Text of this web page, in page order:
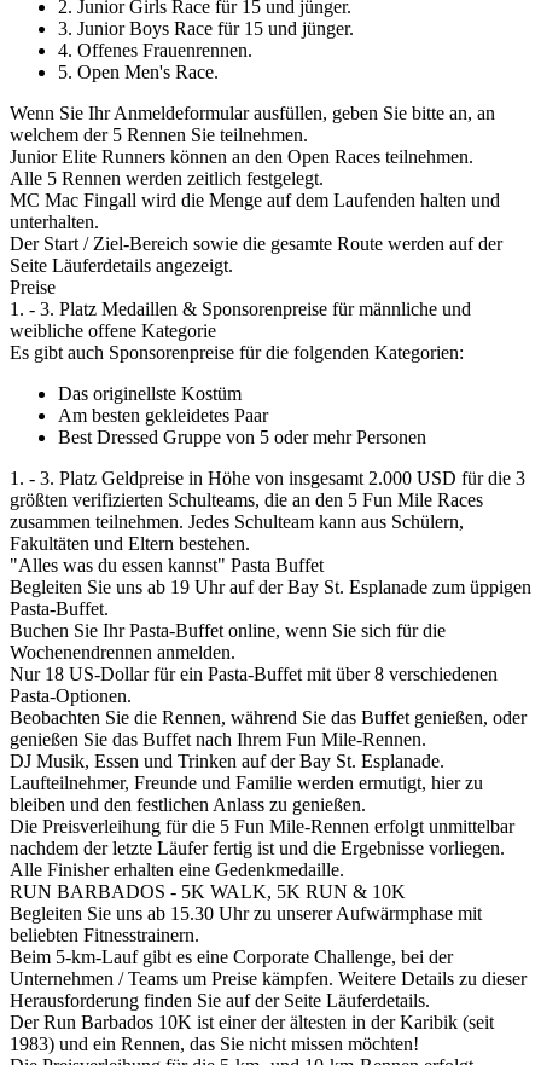
2. Junior Girls Race für 15 und jünger.
3. Junior Boys Race für 15 und jünger.
4. Offenes Frauenrennen.
5. Open Men's Race.
Wenn Sie Ihr Anmeldeformular ausfüllen, geben Sie bitte an, an
welchem der 5 Rennen Sie teilnehmen.
Junior Elite Runners können an den Open Races teilnehmen.
Alle 5 Rennen werden zeitlich festgelegt.
MC Mac Fingall wird die Menge auf dem Laufenden halten und
unterhalten.
Der Start / Ziel-Bereich sowie die gesamte Route werden auf der
Seite Läuferdetails angezeigt.
Preise
1. - 3. Platz Medaillen & Sponsorenpreise für männliche und
weibliche offene Kategorie
Es gibt auch Sponsorenpreise für die folgenden Kategorien:
Das originellste Kostüm
Am besten gekleidetes Paar
Best Dressed Gruppe von 5 oder mehr Personen
1. - 3. Platz Geldpreise in Höhe von insgesamt 2.000 USD für die 3
größten verifizierten Schulteams, die an den 5 Fun Mile Races
zusammen teilnehmen. Jedes Schulteam kann aus Schülern,
Fakultäten und Eltern bestehen.
"Alles was du essen kannst" Pasta Buffet
Begleiten Sie uns ab 19 Uhr auf der Bay St. Esplanade zum üppigen
Pasta-Buffet.
Buchen Sie Ihr Pasta-Buffet online, wenn Sie sich für die
Wochenendrennen anmelden.
Nur 18 US-Dollar für ein Pasta-Buffet mit über 8 verschiedenen
Pasta-Optionen.
Beobachten Sie die Rennen, während Sie das Buffet genießen, oder
genießen Sie das Buffet nach Ihrem Fun Mile-Rennen.
DJ Musik, Essen und Trinken auf der Bay St. Esplanade.
Laufteilnehmer, Freunde und Familie werden ermutigt, hier zu
bleiben und den festlichen Anlass zu genießen.
Die Preisverleihung für die 5 Fun Mile-Rennen erfolgt unmittelbar
nachdem der letzte Läufer fertig ist und die Ergebnisse vorliegen.
Alle Finisher erhalten eine Gedenkmedaille.
RUN BARBADOS - 5K WALK, 5K RUN & 10K
Begleiten Sie uns ab 15.30 Uhr zu unserer Aufwärmphase mit
beliebten Fitnesstrainern.
Beim 5-km-Lauf gibt es eine Corporate Challenge, bei der
Unternehmen / Teams um Preise kämpfen. Weitere Details zu dieser
Herausforderung finden Sie auf der Seite Läuferdetails.
Der Run Barbados 10K ist einer der ältesten in der Karibik (seit
1983) und ein Rennen, das Sie nicht missen möchten!